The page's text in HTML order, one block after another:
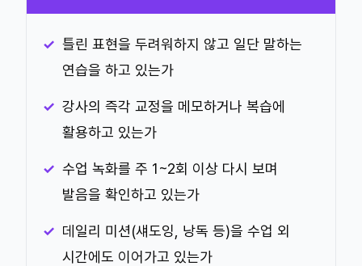
틀린 표현을 두려워하지 않고 일단 말하는
연습을 하고 있는가
강사의 즉각 교정을 메모하거나 복습에
활용하고 있는가
수업 녹화를 주 1~2회 이상 다시 보며
발음을 확인하고 있는가
데일리 미션(섀도잉, 낭독 등)을 수업 외
시간에도 이어가고 있는가